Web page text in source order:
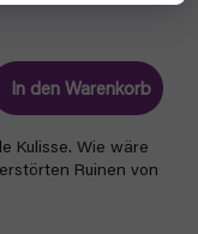
In den Warenkorb
Kulisse. Wie wäre
Ruinen von